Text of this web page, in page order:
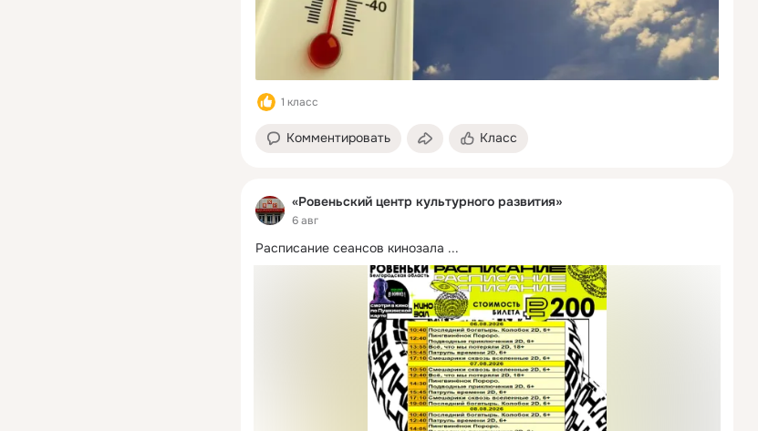
1 класс
Комментировать Класс
«Ровеньский центр культурного развития»
6 авг
Расписание сеансов кинозала ...